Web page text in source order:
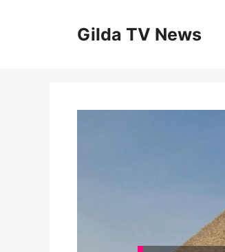
Gilda TV News